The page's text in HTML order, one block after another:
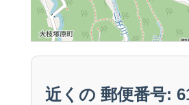
近くの 郵便番号: